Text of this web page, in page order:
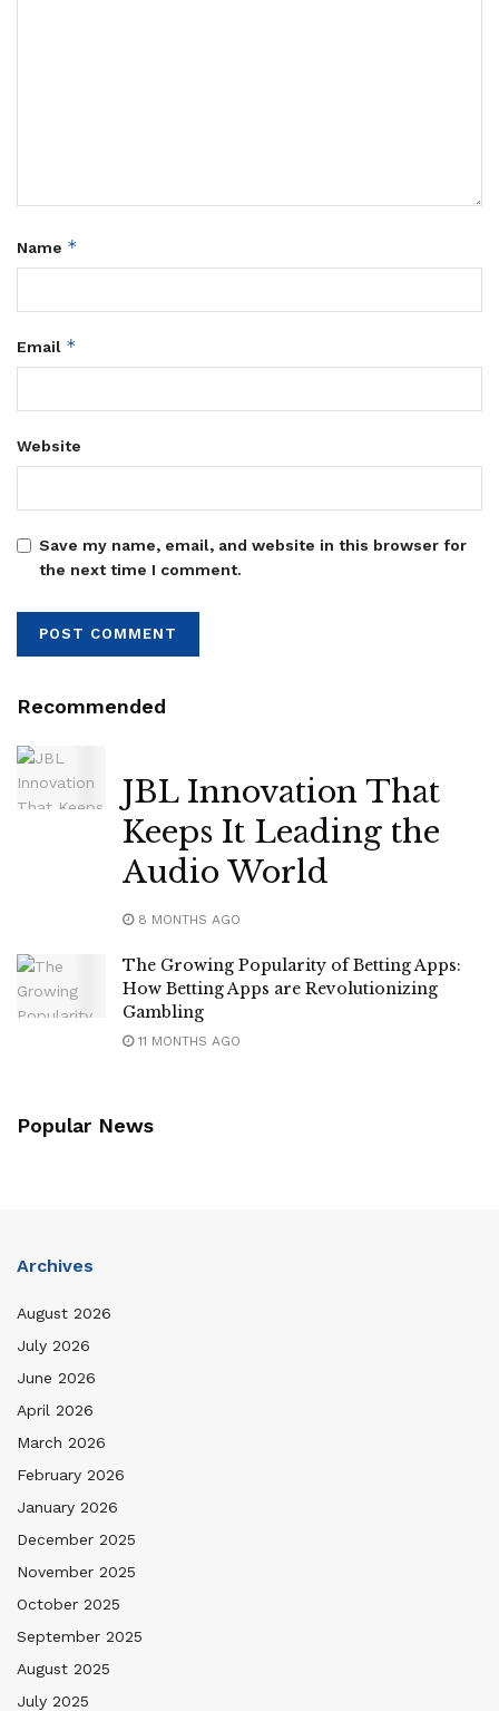
Name *
Email *
Website
Save my name, email, and website in this browser for
the next time I comment.
Recommended
JBL Innovation That
Keeps It Leading the
Audio World
8 MONTHS AGO
The Growing Popularity of Betting Apps:
How Betting Apps are Revolutionizing
Gambling
11 MONTHS AGO
Popular News
Archives
August 2026
July 2026
June 2026
April 2026
March 2026
February 2026
January 2026
December 2025
November 2025
October 2025
September 2025
August 2025
July 2025